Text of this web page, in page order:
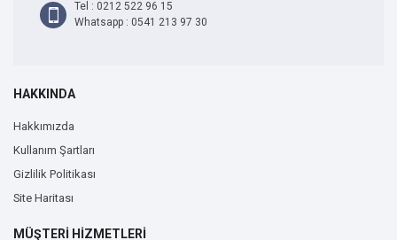
Tel : 0212 522 96 15
Whatsapp : 0541 213 97 30
HAKKINDA
Hakkımızda
Kullanım Şartları
Gizlilik Politikası
Site Haritası
MÜŞTERİ HİZMETLERİ